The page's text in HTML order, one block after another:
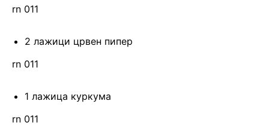
rn 011
2 лажици црвен пипер
rn 011
1 лажица куркума
rn 011